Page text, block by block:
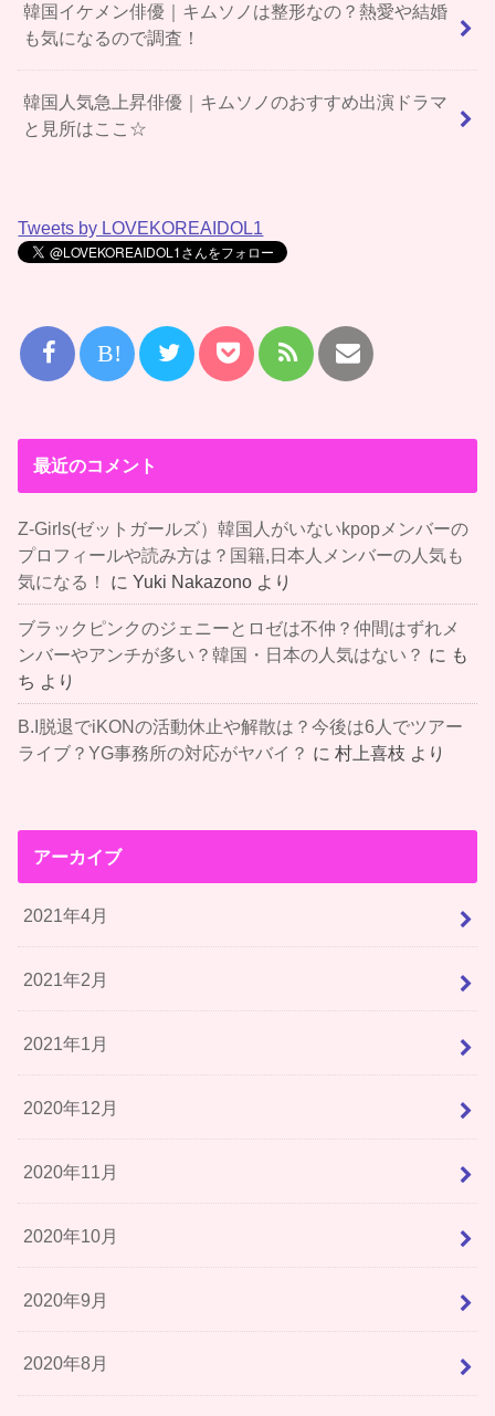
韓国イケメン俳優｜キムソノは整形なの？熱愛や結婚
も気になるので調査！
韓国人気急上昇俳優｜キムソノのおすすめ出演ドラマ
と見所はここ☆
Tweets by LOVEKOREAIDOL1
B!
最近のコメント
Z-Girls(ゼットガールズ）韓国人がいないkpopメンバーの
プロフィールや読み方は？国籍,日本人メンバーの人気も
気になる！
にYuki Nakazono より
ブラックピンクのジェニーとロゼは不仲？仲間はずれメ
ンバーやアンチが多い？韓国・日本の人気はない？ に も
ち より
B.I脱退でiKONの活動休止や解散は？今後は6人でツアー
ライブ？YG事務所の対応がヤバイ？ に村上喜枝 より
アーカイブ
2021年4月
2021年2月
2021年1月
2020年12月
2020年11月
2020年10月
2020年9月
2020年8月